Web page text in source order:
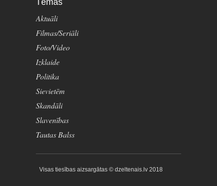
Tēmas
Aktuāli
Filmas/Seriāli
Foto/Video
Izklaide
Politika
Sievietēm
Skandāli
Slavenības
Tautas Balss
Visas tiesības aizsargātas © dzeltenais.lv 2018